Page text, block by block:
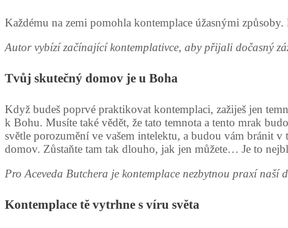
Každému na zemi pomohla kontemplace úžasnými
Autor vybízí začínající kontemplativce, aby přijali dočasný
Tvůj skutečný domov je u Boha
Když budeš poprvé praktikovat kontemplaci, zažiješ jen
k Bohu. Musíte také vědět, že tato temnota a tento mrak
světle porozumění ve vašem intelektu, a budou vám bránit
domov. Zůstaňte tam tak dlouho, jak jen můžete… Je to
Pro Aceveda Butchera je kontemplace nezbytnou praxí
Kontemplace tě vytrhne s víru světa